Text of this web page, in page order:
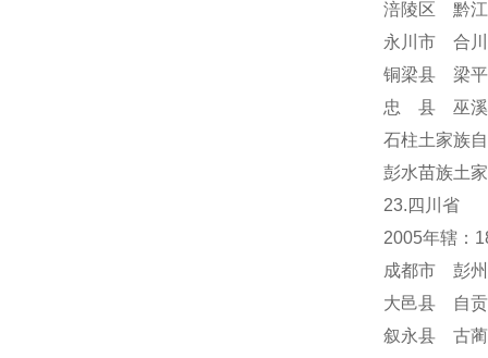
涪陵区 黔
永川市 合
铜梁县 梁
忠 县 巫溪
石柱土家族
彭水苗族土
23.四川省
2005年辖：
成都市 彭
大邑县 自
叙永县 古